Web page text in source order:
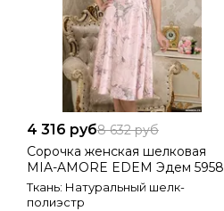
4 316 руб8 632 руб
Сорочка женская шелковая
MIA-AMORE EDEM Эдем 5958
Ткань: Натуральный шелк-
полиэстр